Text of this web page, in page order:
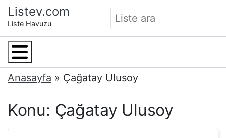
Skip
to
content
Listev.com
Liste Havuzu
Menu
Anasayfa » Çağatay Ulusoy
Konu: Çağatay Ulusoy